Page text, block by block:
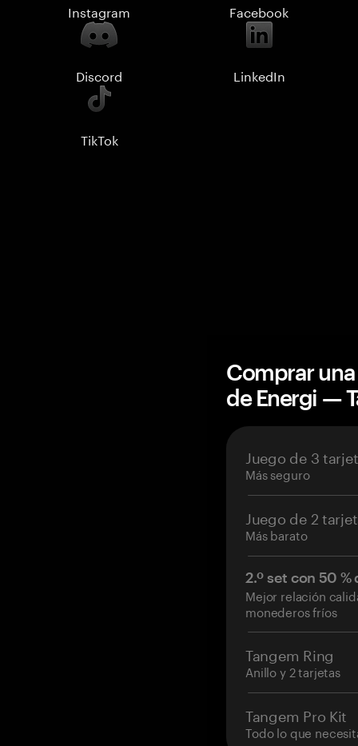
Instagram Facebook
Discord LinkedIn
TikTok
Comprar
de Energi —
Juego de 3
Más seguro
Juego de 2
Más barato
2.º set con 50
Mejor relación
monederos fríos
Tangem Ring
Anillo y 2 tarjetas
Tangem Pro Kit
Todo lo que